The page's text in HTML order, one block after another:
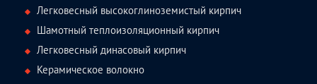
Легковесный высокоглиноземистый кирпич
Шамотный теплоизоляционный кирпич
Легковесный динасовый кирпич
Керамическое волокно